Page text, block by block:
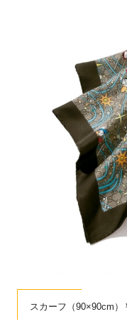
スカーフ（90×90cm）